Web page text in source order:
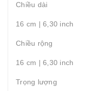
Chiều dài
16 cm | 6,30 inch
Chiều rộng
16 cm | 6,30 inch
Trọng lượng